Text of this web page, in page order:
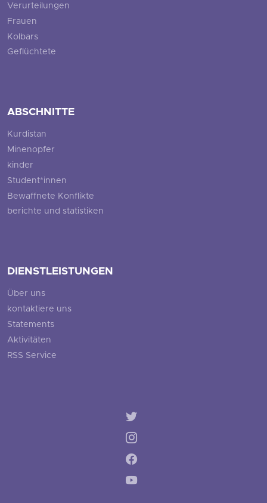
Verurteilungen
Frauen
Kolbars
Geflüchtete
ABSCHNITTE
Kurdistan
Minenopfer
kinder
Student*innen
Bewaffnete Konflikte
berichte und statistiken
DIENSTLEISTUNGEN
Über uns
kontaktiere uns
Statements
Aktivitäten
RSS Service